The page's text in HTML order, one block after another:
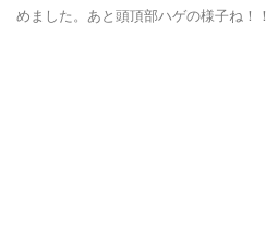
めました。あと頭頂部ハゲの様子ね！！